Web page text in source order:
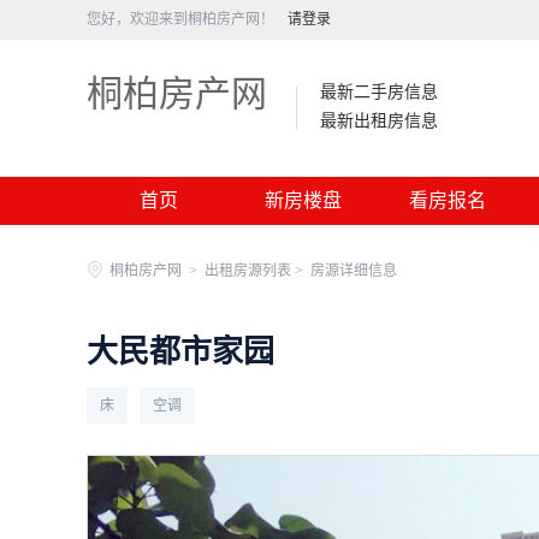
您好，欢迎来到桐柏房产网！ 请登录
桐柏房产网
最新二手房信息
最新出租房信息
首页 新房楼盘 看房报名
桐柏房产网 > 出租房源列表 > 房源详细信息
大民都市家园
床 空调